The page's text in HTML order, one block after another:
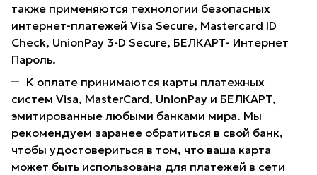
также применяются технологии безопасных
интернет-платежей Visa Secure, Mastercard ID
Check, UnionPay 3-D Secure, БЕЛКАРТ- Интернет
Пароль.
К оплате принимаются карты платежных
систем Visa, MasterCard, UnionPay и БЕЛКАРТ,
эмитированные любыми банками мира. Мы
рекомендуем заранее обратиться в свой банк,
чтобы удостовериться в том, что ваша карта
может быть использована для платежей в сети